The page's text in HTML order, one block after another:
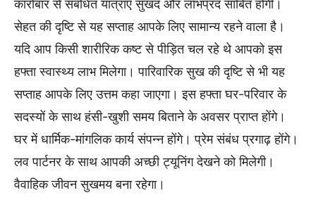
कारोबार से संबंधित यात्राएं सुखद और लाभप्रद साबित होंगी।
सेहत की दृष्टि से यह सप्ताह आपके लिए सामान्य रहने वाला है।
यदि आप किसी शारीरिक कष्ट से पीड़ित चल रहे थे आपको इस
हफ्ता स्वास्थ्य लाभ मिलेगा। पारिवारिक सुख की दृष्टि से भी यह
सप्ताह आपके लिए उत्तम कहा जाएगा। इस हफ्ता घर-परिवार के
सदस्यों के साथ हंसी-खुशी समय बिताने के अवसर प्राप्त होंगे।
घर में धार्मिक-मांगलिक कार्य संपन्न होंगे। प्रेम संबंध प्रगाढ़ होंगे।
लव पार्टनर के साथ आपकी अच्छी ट्यूनिंग देखने को मिलेगी।
वैवाहिक जीवन सुखमय बना रहेगा।